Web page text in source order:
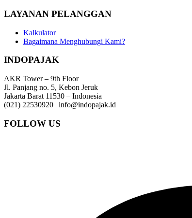
LAYANAN PELANGGAN
Kalkulator
Bagaimana Menghubungi Kami?
INDOPAJAK
AKR Tower – 9th Floor
Jl. Panjang no. 5, Kebon Jeruk
Jakarta Barat 11530 – Indonesia
(021) 22530920 | info@indopajak.id
FOLLOW US